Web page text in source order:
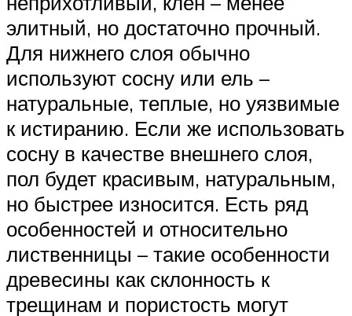
элитный, но достаточно прочный.
Для нижнего слоя обычно
используют сосну или ель –
натуральные, теплые, но уязвимые
к истиранию. Если же использовать
сосну в качестве внешнего слоя,
пол будет красивым, натуральным,
но быстрее износится. Есть ряд
особенностей и относительно
лиственницы – такие особенности
древесины как склонность к
трещинам и пористость могут